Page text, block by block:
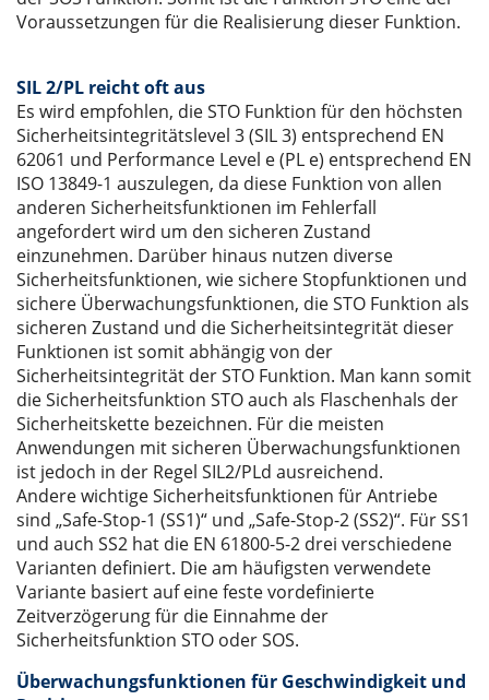
Voraussetzungen für die Realisierung dieser Funktion.
SIL 2/PL reicht oft aus
Es wird empfohlen, die STO Funktion für den höchsten
Sicherheitsintegritätslevel 3 (SIL 3) entsprechend EN
62061 und Performance Level e (PL e) entsprechend EN
ISO 13849-1 auszulegen, da diese Funktion von allen
anderen Sicherheitsfunktionen im Fehlerfall
angefordert wird um den sicheren Zustand
einzunehmen. Darüber hinaus nutzen diverse
Sicherheitsfunktionen, wie sichere Stopfunktionen und
sichere Überwachungsfunktionen, die STO Funktion als
sicheren Zustand und die Sicherheitsintegrität dieser
Funktionen ist somit abhängig von der
Sicherheitsintegrität der STO Funktion. Man kann somit
die Sicherheitsfunktion STO auch als Flaschenhals der
Sicherheitskette bezeichnen. Für die meisten
Anwendungen mit sicheren Überwachungsfunktionen
ist jedoch in der Regel SIL2/PLd ausreichend.
Andere wichtige Sicherheitsfunktionen für Antriebe
sind „Safe-Stop-1 (SS1)“ und „Safe-Stop-2 (SS2)“. Für SS1
und auch SS2 hat die EN 61800-5-2 drei verschiedene
Varianten definiert. Die am häufigsten verwendete
Variante basiert auf eine feste vordefinierte
Zeitverzögerung für die Einnahme der
Sicherheitsfunktion STO oder SOS.
Überwachungsfunktionen für Geschwindigkeit und